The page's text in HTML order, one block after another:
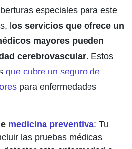
especiales para este
l os servicios que ofrece un
mayores pueden
cerebrovascular. Estos
que cubre un seguro de
para enfermedades
medicina preventiva: Tu
las pruebas médicas